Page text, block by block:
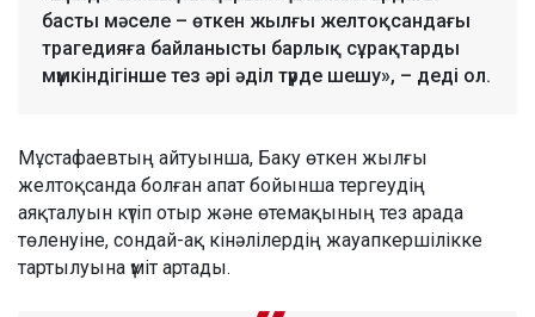
басты мәселе – өткен жылғы желтоқсандағы
трагедияға байланысты барлық сұрақтарды
мүмкіндігінше тез әрі әділ түрде шешу», – деді ол.
Мұстафаевтың айтуынша, Баку өткен жылғы
желтоқсанда болған апат бойынша тергеудің
аяқталуын күтіп отыр және өтемақының тез арада
төленуіне, сондай-ақ кінәлілердің жауапкершілікке
тартылуына үміт артады.